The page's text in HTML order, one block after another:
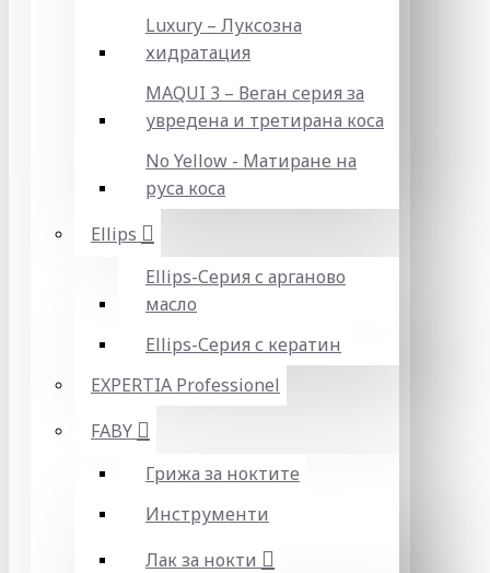
Luxury – Луксозна
хидратация
MAQUI 3 – Веган серия за
увредена и третирана коса
No Yellow - Матиране на
руса коса
Ellips
Ellips-Серия с арганово
масло
Ellips-Серия с кератин
EXPERTIA Professionel
FABY
Грижа за ноктите
Инструменти
Лак за нокти